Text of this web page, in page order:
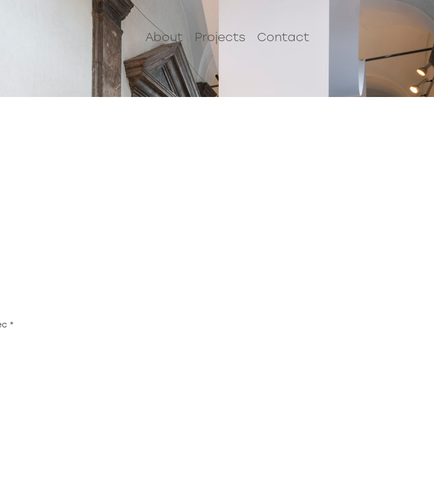
About Projects Contact
*